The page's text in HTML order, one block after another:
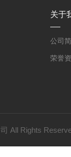
关于
公司
荣誉
All Rights